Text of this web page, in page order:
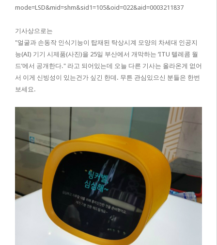
mode=LSD&mid=shm&sid1=105&oid=022&aid=0003211837
기사상으로는
"얼굴과 손동작 인식기능이 탑재된 탁상시계 모양의 차세대 인공지
능(AI) 기기 시제품(사진)을 25일 부산에서 개막하는 ‘ITU 텔레콤 월
드’에서 공개한다." 라고 되어있는데 오늘 다른 기사는 올라온게 없어
서 이게 신빙성이 있는건가 싶긴 한데. 무튼 관심있으신 분들은 한번
보세요.